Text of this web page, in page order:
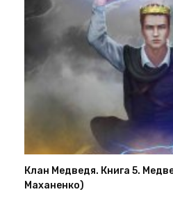
Клан Медведя. Книга 5.
Маханенко)